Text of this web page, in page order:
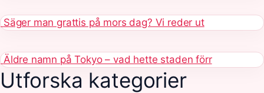
Säger man grattis på mors dag? Vi reder ut
Äldre namn på Tokyo – vad hette staden förr
Utforska kategorier